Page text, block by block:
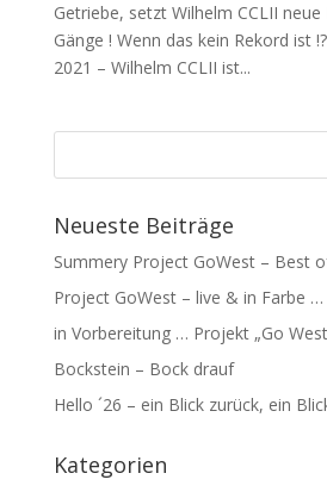
Getriebe, setzt Wilhelm CCLII
Gänge ! Wenn das kein Rekord ist
2021 – Wilhelm CCLII ist...
Neueste Beiträge
Summery Project GoWest – Best
Project GoWest – live & in Farbe …
in Vorbereitung … Projekt „Go
Bockstein – Bock drauf
Hello ´26 – ein Blick zurück, ein
Kategorien